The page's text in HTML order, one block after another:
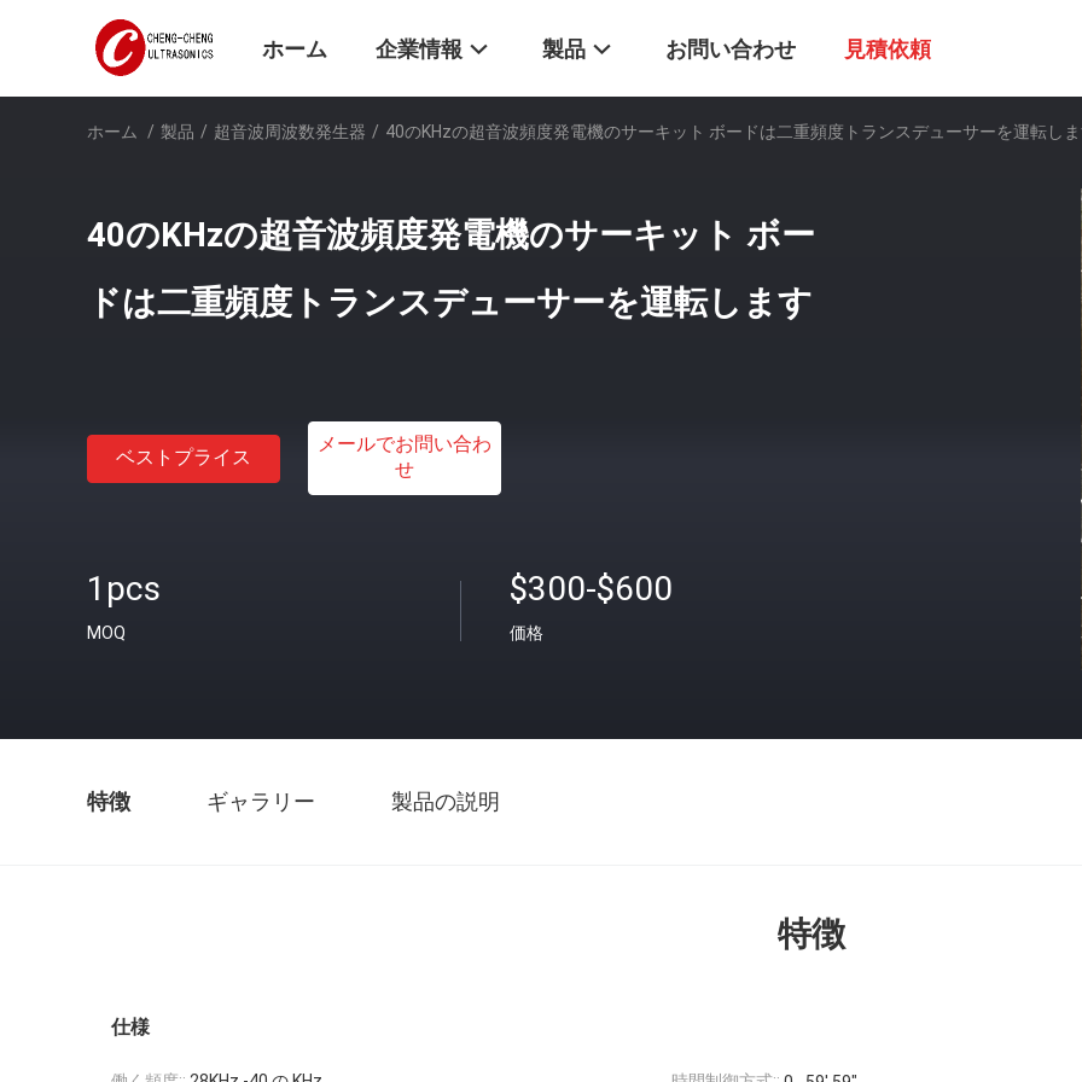
ホーム 企業情報 製品 お問い合わせ 見積依頼
ホーム / 製品 / 超音波周波数発生器 / 40のKHzの超音波頻度発電機のサーキット ボードは二重頻度トランスデューサーを運転し
40のKHzの超音波頻度発電機のサーキット ボー
ドは二重頻度トランスデューサーを運転します
ベストプライス
メールでお問い合わ
せ
1pcs
MOQ
$300-$600
価格
特徴 ギャラリー 製品の説明
特徴
仕様